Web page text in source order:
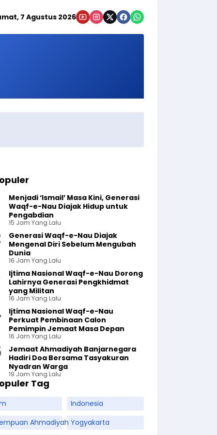
7 Agustus 2026
Menjadi ‘Ismail’ Masa Kini, Generasi
Waqf-e-Nau Diajak Hidup untuk
Pengabdian
15 Jam Yang Lalu
Generasi Waqf-e-Nau Diajak
Mengenal Diri Sebelum Mengubah
Dunia
16 Jam Yang Lalu
Ijtima Nasional Waqf-e-Nau Dorong
Lahirnya Generasi Pengkhidmat
yang Militan
16 Jam Yang Lalu
Ijtima Nasional Waqf-e-Nau
Perkuat Pembinaan Calon
Pemimpin Jemaat Masa Depan
16 Jam Yang Lalu
Jemaat Ahmadiyah Banjarnegara
Hadiri Doa Bersama Tasyakuran
Nyadran Warga
19 Jam Yang Lalu
Tag
Indonesia
Ahmadiyah Yogyakarta